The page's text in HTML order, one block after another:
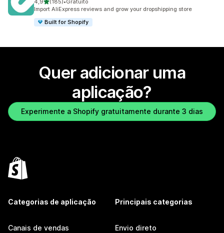
4,9 (185)
185 total de avaliações
•Gratuito
Import AliExpress reviews and grow your dropshipping store
Built for Shopify
Quer adicionar uma
aplicação?
Experimente a Shopify gratuitamente durante 3 dias
Categorias de aplicação
Canais de vendas
Principais categorias
Envio direto